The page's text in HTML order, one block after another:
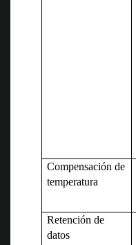
Compensación de
temperatura
Retención de
datos